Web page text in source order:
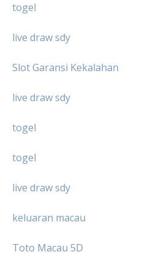
togel
live draw sdy
Slot Garansi Kekalahan
live draw sdy
togel
togel
live draw sdy
keluaran macau
Toto Macau 5D